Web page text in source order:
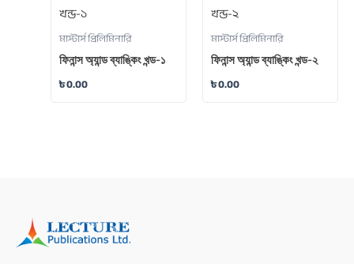
মাস্টার্স প্রিলিমিনারি
ফিনান্স অ্যান্ড ব্যাঙ্কিং খন্ড-১
৳0.00
মাস্টার্স প্রিলিমিনারি
ফিনান্স অ্যান্ড ব্যাঙ্কিং খন্ড-২
৳0.00